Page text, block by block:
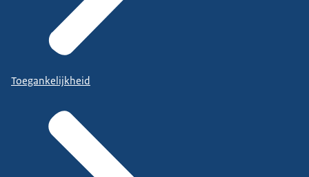
Toegankelijkheid